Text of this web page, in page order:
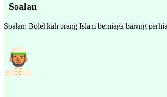
Soalan
Soalan: Bolehkah orang Islam berniaga barang